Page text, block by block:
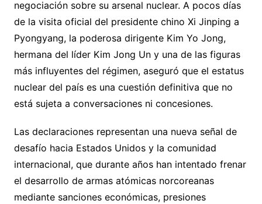
negociación sobre su arsenal nuclear. A pocos días
de la visita oficial del presidente chino Xi Jinping a
Pyongyang, la poderosa dirigente Kim Yo Jong,
hermana del líder Kim Jong Un y una de las figuras
más influyentes del régimen, aseguró que el estatus
nuclear del país es una cuestión definitiva que no
está sujeta a conversaciones ni concesiones.
Las declaraciones representan una nueva señal de
desafío hacia Estados Unidos y la comunidad
internacional, que durante años han intentado frenar
el desarrollo de armas atómicas norcoreanas
mediante sanciones económicas, presiones